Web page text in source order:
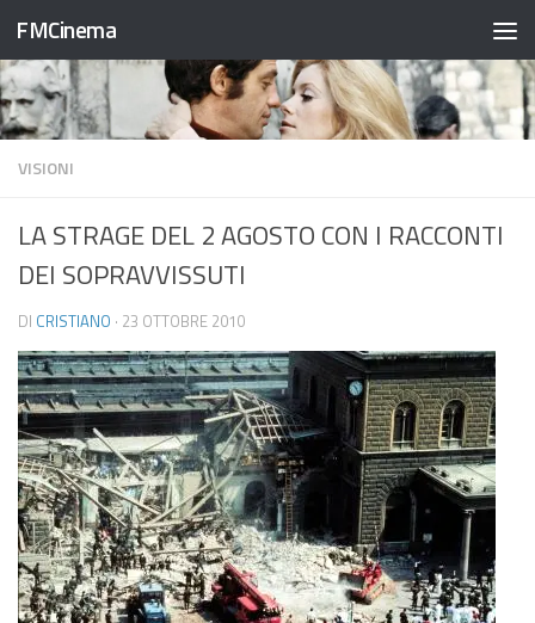
Salta al contenuto
FMCinema
VISIONI
LA STRAGE DEL 2 AGOSTO CON I RACCONTI
DEI SOPRAVVISSUTI
DI CRISTIANO · 23 OTTOBRE 2010